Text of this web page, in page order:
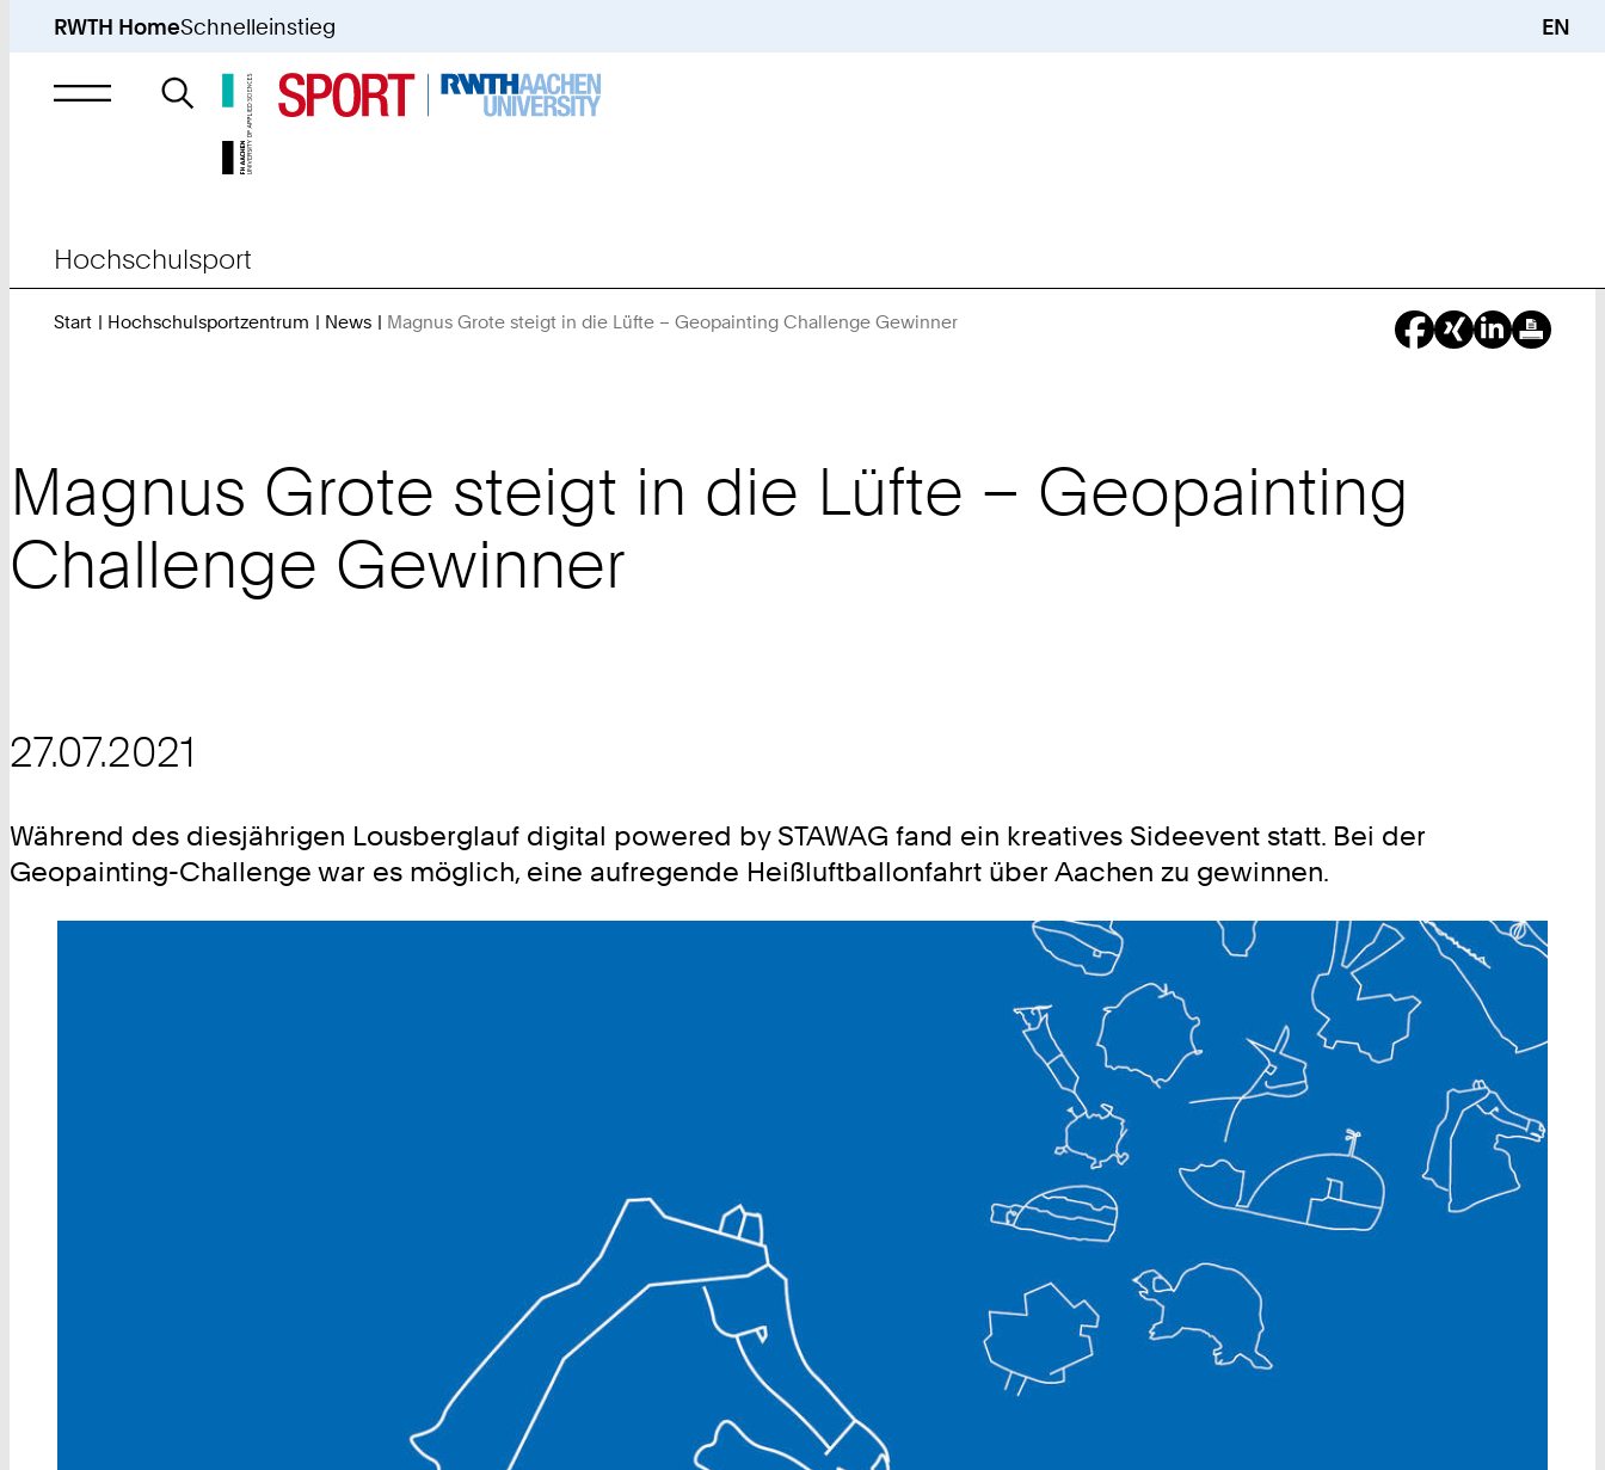
RWTH HomeSchnelleinstieg EN
Suche
nach
Hochschulsport
Start Hochschulsportzentrum News Magnus Grote steigt in die Lüfte – Geopainting Challenge Gewinner
Magnus Grote steigt in die Lüfte – Geopainting
Challenge Gewinner
27.07.2021
Während des diesjährigen Lousberglauf digital powered by STAWAG fand ein kreatives Sideevent statt. Bei der
Geopainting-Challenge war es möglich, eine aufregende Heißluftballonfahrt über Aachen zu gewinnen.